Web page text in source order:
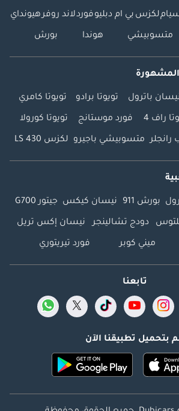
لكزس بي ام دبليوفوردلاند روفرهيونداي
متسوبيشي هوندا بورش
باترول تويوتا برادو تويوتا كامري
راف 4 فورد موستانج تويوتا كورولا
رانجلر متسوبيشي باجيرو لكزس LS 430
بورش 911 نيسان كيكس جيتور G700
دودج تشالينجر نيسان إكس تريل
ميني كوبر فورد تيريتوري
تابعنا
بتحميل تطبيقنا الآن